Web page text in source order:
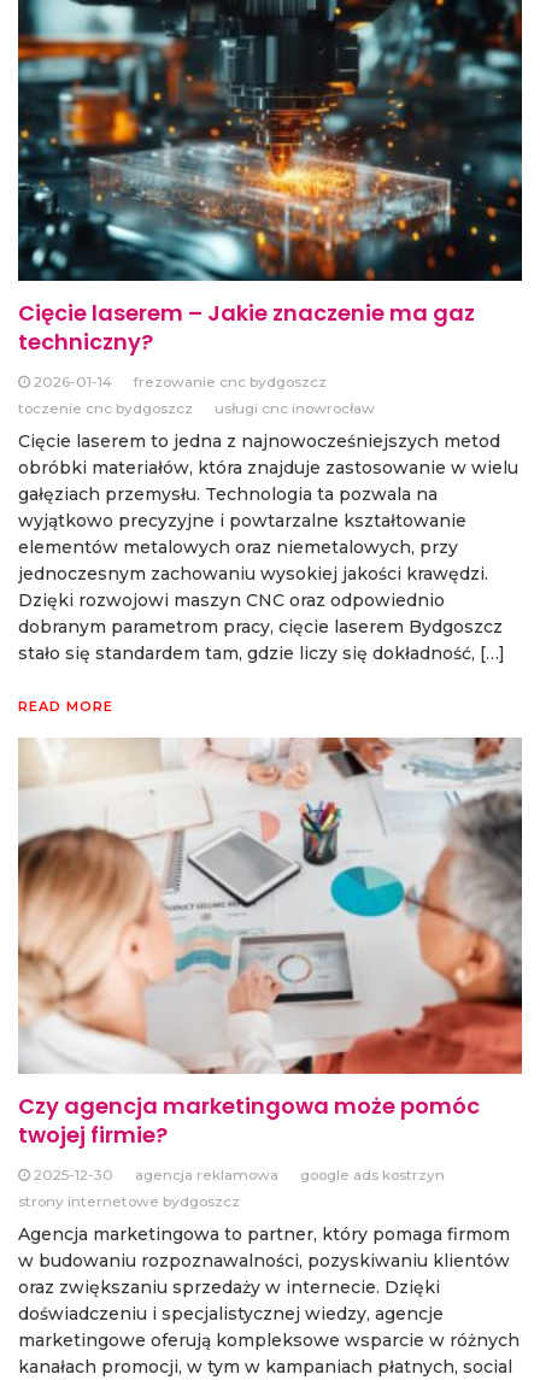
Cięcie laserem – Jakie znaczenie ma gaz
techniczny?
2026-01-14
frezowanie cnc bydgoszcz
toczenie cnc bydgoszcz
usługi cnc inowrocław
Cięcie laserem to jedna z najnowocześniejszych metod
obróbki materiałów, która znajduje zastosowanie w wielu
gałęziach przemysłu. Technologia ta pozwala na
wyjątkowo precyzyjne i powtarzalne kształtowanie
elementów metalowych oraz niemetalowych, przy
jednoczesnym zachowaniu wysokiej jakości krawędzi.
Dzięki rozwojowi maszyn CNC oraz odpowiednio
dobranym parametrom pracy, cięcie laserem Bydgoszcz
stało się standardem tam, gdzie liczy się dokładność, […]
READ MORE
Czy agencja marketingowa może pomóc
twojej firmie?
2025-12-30 agencja reklamowa
google ads kostrzyn
strony internetowe bydgoszcz
Agencja marketingowa to partner, który pomaga firmom
w budowaniu rozpoznawalności, pozyskiwaniu klientów
oraz zwiększaniu sprzedaży w internecie. Dzięki
doświadczeniu i specjalistycznej wiedzy, agencje
marketingowe oferują kompleksowe wsparcie w różnych
kanałach promocji, w tym w kampaniach płatnych, social